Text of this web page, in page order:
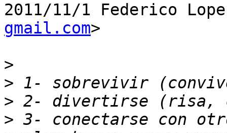
2011/11/1 Federico
gmail.com>
>
>
>
> 3- conectarse con